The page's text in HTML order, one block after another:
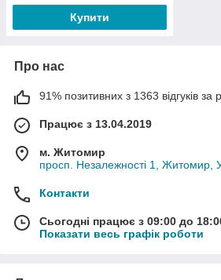
Купити
Про нас
91% позитивних з 1363 відгуків за
Працює з 13.04.2019
м. Житомир
просп. Незалежності 1, Житомир,
Контакти
Сьогодні працює з 09:00 до
Показати весь графік роботи